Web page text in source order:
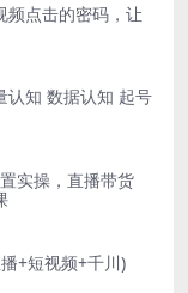
频点击的密码，让
认知 数据认知 起号
实操，直播带货
+短视频+千川)